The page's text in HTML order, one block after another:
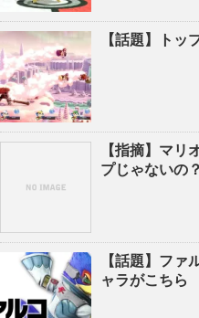
【話題】トッ
【指摘】マリ
プじゃないの？
【話題】ファ
ャラがこちら